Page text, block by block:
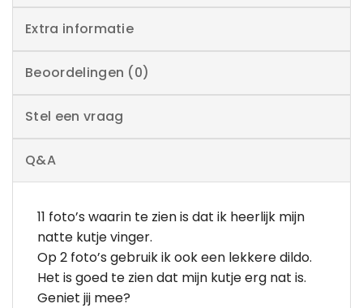
Extra informatie
Beoordelingen (0)
Stel een vraag
Q&A
11 foto’s waarin te zien is dat ik heerlijk mijn
natte kutje vinger.
Op 2 foto’s gebruik ik ook een lekkere dildo.
Het is goed te zien dat mijn kutje erg nat is.
Geniet jij mee?